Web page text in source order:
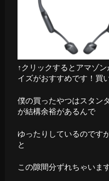
↑クリックするとアマゾ
イズがおすすめです！買
僕の買ったやつはスタン
が結構余裕があるんで
ゆったりしているのです
と
この隙間分ずれちゃいます